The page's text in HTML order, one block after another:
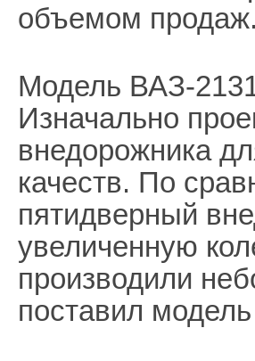
объемом продаж.
Модель ВАЗ-
Изначально
внедорожника
качеств. По
пятидверный
увеличенную
производили
поставил